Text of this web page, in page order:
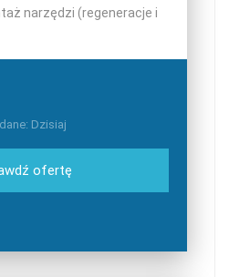
narzędzi (regeneracje i
Dzisiaj
ofertę